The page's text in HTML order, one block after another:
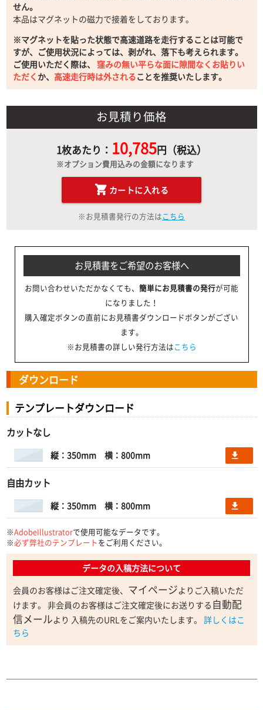
せん。
本品はマグネットの磁力で接着をしております。
※マグネットを貼った状態で高速道路を走行することは可能で
すが、ご使用状況によっては、剥がれ、落下も考えられます。
ご使用いただく際は、 窪みの無い平らな面に隙間なくお貼りい
ただく か、 高速走行時は外されることを推奨いたします。
お見積り価格
1枚あたり： 10,785円（税込）
※オプション費用込みの金額になります
カートに入れる
※お見積書発行の方法はこちら
お見積書をご希望のお客様へ
お問い合わせいただかなくても、 簡単にお見積書の発行が可能
になりました！
購入確定ボタンの直前にお見積書ダウンロードボタンがござい
ます。
※お見積書の詳しい発行方法はこちら
ダウンロード
テンプレートダウンロード
カットなし
縦：350mm 横：800mm file_download
自由カット
縦：350mm 横：800mm file_download
※AdobeIllustratorで使用可能なデータです。
※必ず弊社のテンプレートをご利用ください。
データの入稿方法について
会員のお客様はご注文確定後、 マイページよりご入稿いただ
けます。 非会員のお客様はご注文確定後にお送りする 自動配
信メールより 入稿先のURLをご案内いたします。 詳しくはこ
ちら